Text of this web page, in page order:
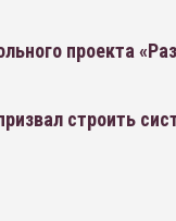
проекта
строить